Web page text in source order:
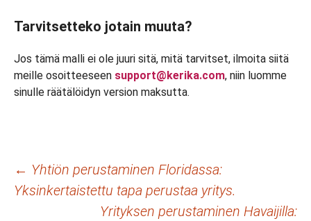
Tarvitsetteko jotain muuta?
Jos tämä malli ei ole juuri sitä, mitä tarvitset, ilmoita siitä
meille osoitteeseen support@kerika.com, niin luomme
sinulle räätälöidyn version maksutta.
Artikkelien
selaus
← Yhtiön perustaminen Floridassa:
Yksinkertaistettu tapa perustaa yritys.
Yrityksen perustaminen Havaijilla: